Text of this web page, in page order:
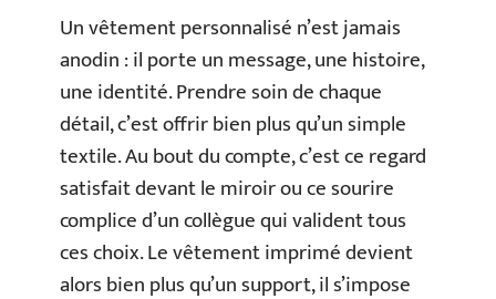
Un vêtement personnalisé n’est jamais
anodin : il porte un message, une histoire,
une identité. Prendre soin de chaque
détail, c’est offrir bien plus qu’un simple
textile. Au bout du compte, c’est ce regard
satisfait devant le miroir ou ce sourire
complice d’un collègue qui valident tous
ces choix. Le vêtement imprimé devient
alors bien plus qu’un support, il s’impose